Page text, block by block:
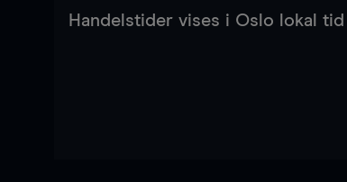
Handelstider vises i Oslo lokal tid